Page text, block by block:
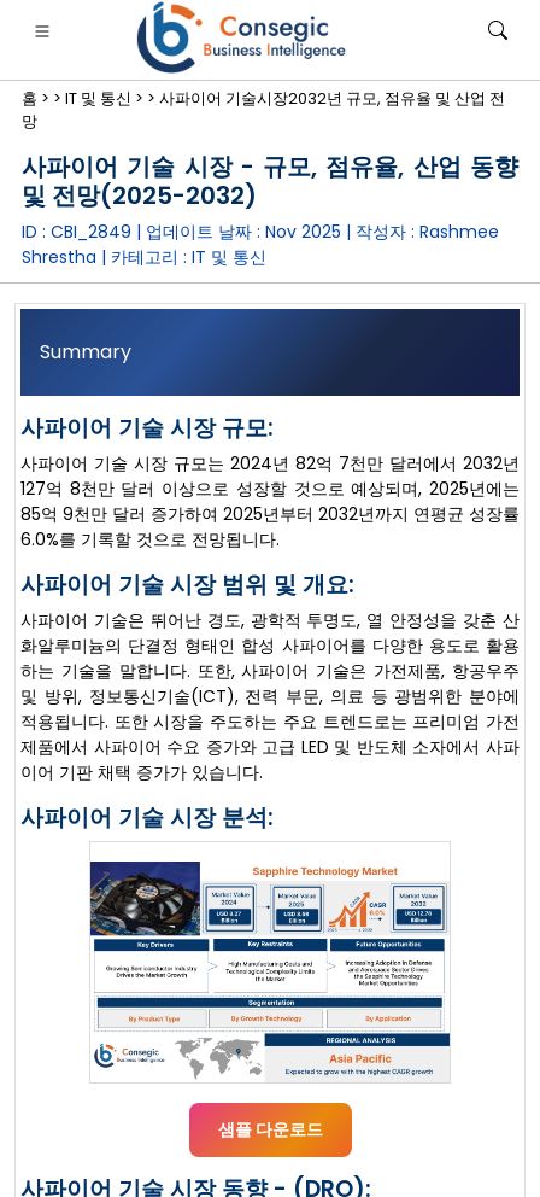
·금융·보험• 소비재 • 에너지 및 전력• 식품 및 음료
• 사례 연구
홈 > > IT 및 통신 > > 사파이어 기술시장2032년 규모, 점유율 및 산업 전
망
사파이어 기술 시장 - 규모, 점유율, 산업 동향
및 전망(2025-2032)
ID : CBI_2849 | 업데이트 날짜 : Nov 2025 | 작성자 : Rashmee
Shrestha | 카테고리 : IT 및 통신
Summary
사파이어 기술 시장 규모:
사파이어 기술 시장 규모는 2024년 82억 7천만 달러에서 2032년
127억 8천만 달러 이상으로 성장할 것으로 예상되며, 2025년에는
85억 9천만 달러 증가하여 2025년부터 2032년까지 연평균 성장률
6.0%를 기록할 것으로 전망됩니다.
사파이어 기술 시장 범위 및 개요:
사파이어 기술은 뛰어난 경도, 광학적 투명도, 열 안정성을 갖춘 산
화알루미늄의 단결정 형태인 합성 사파이어를 다양한 용도로 활용
하는 기술을 말합니다. 또한, 사파이어 기술은 가전제품, 항공우주
및 방위, 정보통신기술(ICT), 전력 부문, 의료 등 광범위한 분야에
적용됩니다. 또한 시장을 주도하는 주요 트렌드로는 프리미엄 가전
제품에서 사파이어 수요 증가와 고급 LED 및 반도체 소자에서 사파
이어 기판 채택 증가가 있습니다.
사파이어 기술 시장 분석:
샘플 다운로드
사파이어 기술 시장 동향 - (DRO):